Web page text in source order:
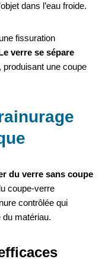
dans l’eau froide.
fissuration
verre se sépare
une coupe
du verre sans coupe
coupe-verre
contrôlée qui
matériau.